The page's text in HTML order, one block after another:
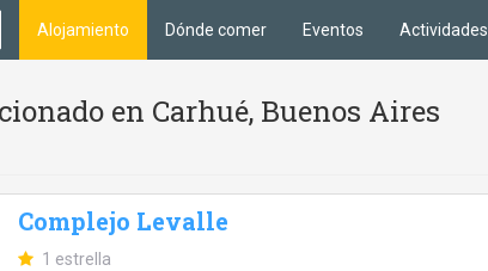
Alojamiento Dónde comer Eventos Actividades
en Carhué, Buenos Aires
Complejo Levalle
1 estrella